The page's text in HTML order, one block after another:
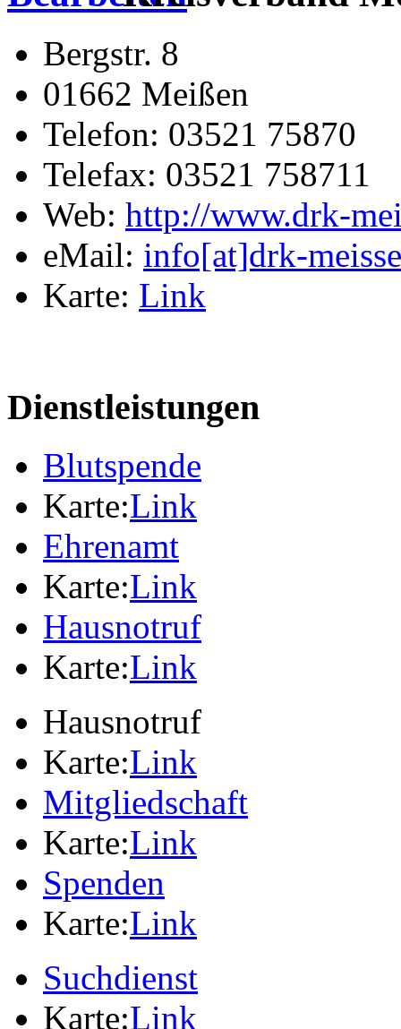
Bergstr. 8
01662 Meißen
Telefon: 03521 75870
Telefax: 03521 758711
Web: http://www.drk-
eMail: info[at]drk-
Karte: Link
Dienstleistungen
Blutspende
Karte:Link
Ehrenamt
Karte:Link
Hausnotruf
Karte:Link
Hausnotruf
Karte:Link
Mitgliedschaft
Karte:Link
Spenden
Karte:Link
Suchdienst
Karte:Link